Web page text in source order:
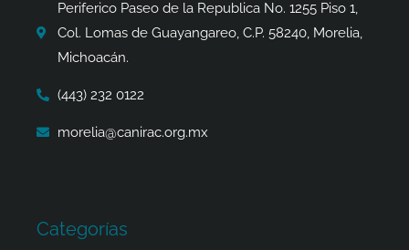
k
-
f
a
m
e
r
p
Periferico Paseo de la Republica No. 1255 Piso 1,
Col. Lomas de Guayangareo, C.P. 58240, Morelia,
Michoacán.
(443) 232 0122
morelia@canirac.org.mx
Categorías